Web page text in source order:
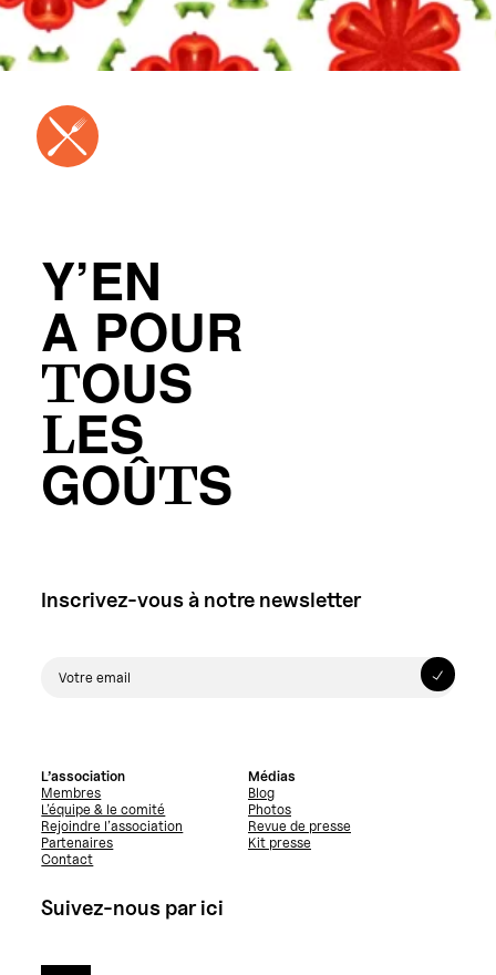
Y’EN
A POUR
TOUS
LES
GOÛTS
Inscrivez-vous à notre newsletter
L’association
Membres
L’équipe & le comité
Rejoindre l’association
Partenaires
Contact
Médias
Blog
Photos
Revue de presse
Kit presse
Suivez-nous par ici